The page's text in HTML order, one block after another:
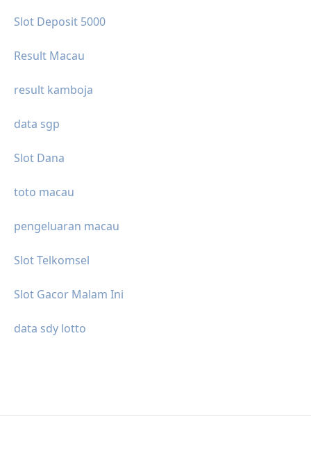
Slot Deposit 5000
Result Macau
result kamboja
data sgp
Slot Dana
toto macau
pengeluaran macau
Slot Telkomsel
Slot Gacor Malam Ini
data sdy lotto